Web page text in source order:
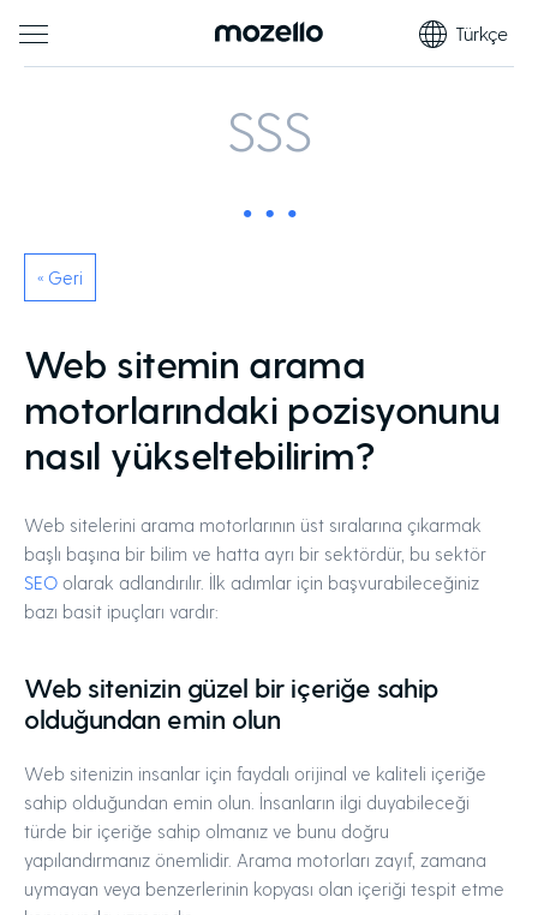
Türkçe
SSS
« Geri
Web sitemin arama
motorlarındaki pozisyonunu
nasıl yükseltebilirim?
Web sitelerini arama motorlarının üst sıralarına çıkarmak
başlı başına bir bilim ve hatta ayrı bir sektördür, bu sektör
SEO olarak adlandırılır. İlk adımlar için başvurabileceğiniz
bazı basit ipuçları vardır:
Web sitenizin güzel bir içeriğe sahip
olduğundan emin olun
Web sitenizin insanlar için faydalı orijinal ve kaliteli içeriğe
sahip olduğundan emin olun. İnsanların ilgi duyabileceği
türde bir içeriğe sahip olmanız ve bunu doğru
yapılandırmanız önemlidir. Arama motorları zayıf, zamana
uymayan veya benzerlerinin kopyası olan içeriği tespit etme